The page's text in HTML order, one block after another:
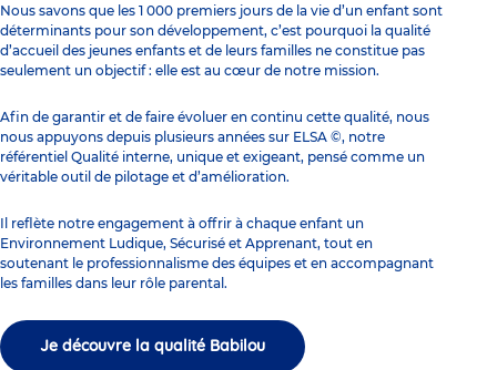
Nous savons que les 1 000 premiers jours de la vie d’un enfant sont
déterminants pour son développement, c’est pourquoi la qualité
d’accueil des jeunes enfants et de leurs familles ne constitue pas
seulement un objectif : elle est au cœur de notre mission.
Afin de garantir et de faire évoluer en continu cette qualité, nous
nous appuyons depuis plusieurs années sur ELSA ©, notre
référentiel Qualité interne, unique et exigeant, pensé comme un
véritable outil de pilotage et d’amélioration.
Il reflète notre engagement à offrir à chaque enfant un
Environnement Ludique, Sécurisé et Apprenant, tout en
soutenant le professionnalisme des équipes et en accompagnant
les familles dans leur rôle parental.
Je découvre la qualité Babilou